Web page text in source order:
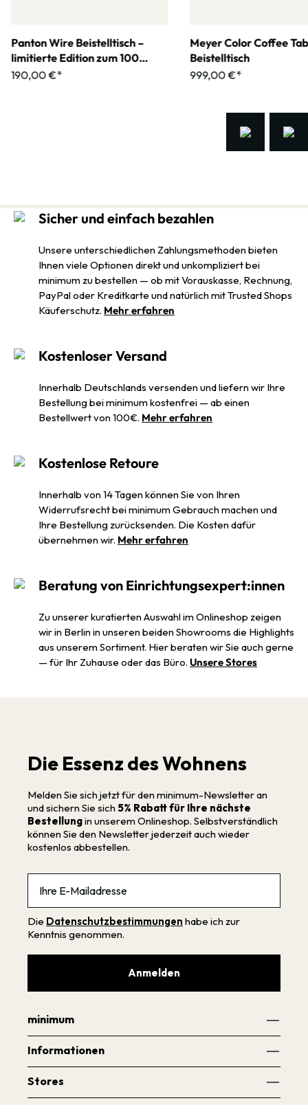
Panton Wire Beistelltisch –
limitierte Edition zum 100
jährigen Jubiläum
190,00 €*
Meyer Color Coffee
Beistelltisch
999,00 €*
Sicher und einfach bezahlen
Unsere unterschiedlichen Zahlungsmethoden bieten
Ihnen viele Optionen direkt und unkompliziert bei
minimum zu bestellen — ob mit Vorauskasse, Rechnung,
PayPal oder Kreditkarte und natürlich mit Trusted Shops
Käuferschutz. Mehr erfahren
Kostenloser Versand
Innerhalb Deutschlands versenden und liefern wir Ihre
Bestellung bei minimum kostenfrei — ab einen
Bestellwert von 100€. Mehr erfahren
Kostenlose Retoure
Innerhalb von 14 Tagen können Sie von Ihren
Widerrufsrecht bei minimum Gebrauch machen und
Ihre Bestellung zurücksenden. Die Kosten dafür
übernehmen wir. Mehr erfahren
Beratung von Einrichtungsexpert:innen
Zu unserer kuratierten Auswahl im Onlineshop zeigen
wir in Berlin in unseren beiden Showrooms die Highlights
aus unserem Sortiment. Hier beraten wir Sie auch gerne
— für Ihr Zuhause oder das Büro. Unsere Stores
Die Essenz des Wohnens
Melden Sie sich jetzt für den minimum-Newsletter an
und sichern Sie sich 5% Rabatt für Ihre nächste
Bestellungin unserem Onlineshop. Selbstverständlich
können Sie den Newsletter jederzeit auch wieder
kostenlos abbestellen.
Die Datenschutzbestimmungen habe ich zur
Kenntnis genommen.
Anmelden
minimum
Informationen
Stores